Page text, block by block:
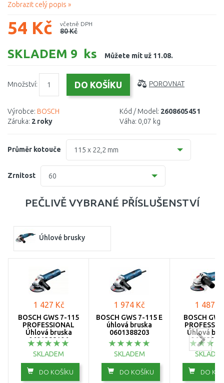
Zobrazit celý popis »
54 Kč včetně DPH
80 Kč
SKLADEM 9 ks Můžete mít už 11.08.
Množství: POROVNAT
Výrobce: BOSCH
Záruka: 2 roky
Kód / Model: 2608605451
Váha: 0,07 kg
Průměr kotouče 115 x 22,2 mm
Zrnitost 60
58 Kč
80 -57 Kč
PEČLIVĚ VYBRANÉ PŘÍSLUŠENSTVÍ
Úhlové brusky
1 427 Kč
BOSCH GWS 7-115
PROFESSIONAL
Úhlová bruska
0601388106
SKLADEM
DO KOŠÍKU
1 974 Kč
BOSCH GWS 7-115 E
úhlová bruska
0601388203
SKLADEM
DO KOŠÍKU
1 487
BOSCH
Úhlová
DO